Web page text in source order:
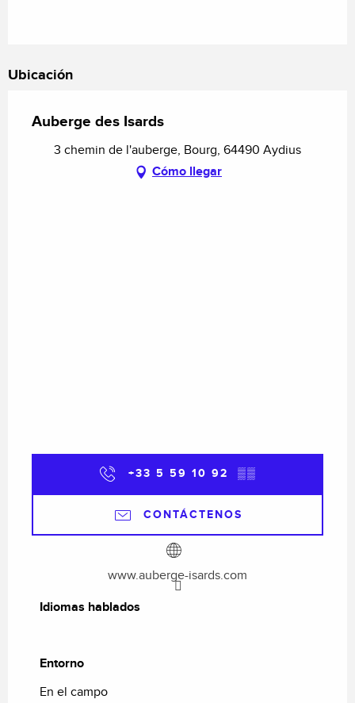
Ubicación
Auberge des Isards
3 chemin de l'auberge, Bourg, 64490 Aydius
Cómo llegar
+33 5 59 10 92 ▒▒
CONTÁCTENOS
www.auberge-isards.com
Idiomas hablados
Idiomas hablados
Entorno
Entorno
En el campo